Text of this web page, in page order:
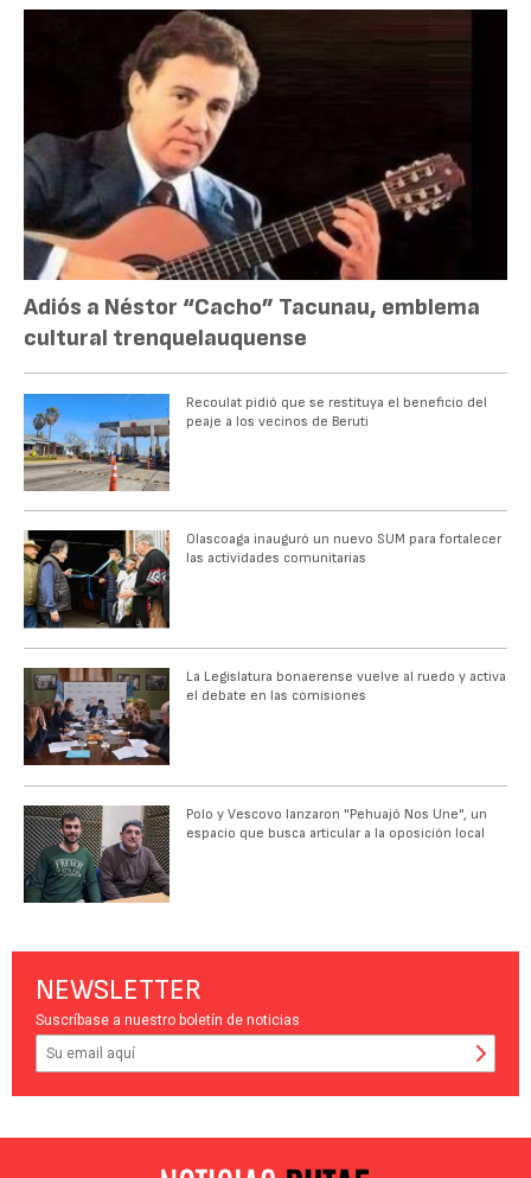
Adiós a Néstor “Cacho” Tacunau, emblema
cultural trenquelauquense
Recoulat pidió que se restituya el beneficio del
peaje a los vecinos de Beruti
Olascoaga inauguró un nuevo SUM para fortalecer
las actividades comunitarias
La Legislatura bonaerense vuelve al ruedo y activa
el debate en las comisiones
Polo y Vescovo lanzaron "Pehuajó Nos Une", un
espacio que busca articular a la oposición local
NEWSLETTER
Suscríbase a nuestro boletín de noticias